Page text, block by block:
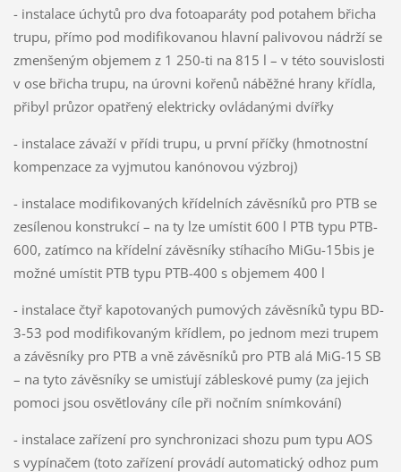
- instalace úchytů pro dva fotoaparáty pod potahem břicha
trupu, přímo pod modifikovanou hlavní palivovou nádrží se
zmenšeným objemem z 1 250-ti na 815 l – v této souvislosti
v ose břicha trupu, na úrovni kořenů náběžné hrany křídla,
přibyl průzor opatřený elektricky ovládanými dvířky
- instalace závaží v přídi trupu, u první příčky (hmotnostní
kompenzace za vyjmutou kanónovou výzbroj)
- instalace modifikovaných křídelních závěsníků pro PTB se
zesílenou konstrukcí – na ty lze umístit 600 l PTB typu PTB-
600, zatímco na křídelní závěsníky stíhacího MiGu-15bis je
možné umístit PTB typu PTB-400 s objemem 400 l
- instalace čtyř kapotovaných pumových závěsníků typu BD-
3-53 pod modifikovaným křídlem, po jednom mezi trupem
a závěsníky pro PTB a vně závěsníků pro PTB alá MiG-15 SB
– na tyto závěsníky se umisťují zábleskové pumy (za jejich
pomoci jsou osvětlovány cíle při nočním snímkování)
- instalace zařízení pro synchronizaci shozu pum typu AOS
s vypínačem (toto zařízení provádí automatický odhoz pum